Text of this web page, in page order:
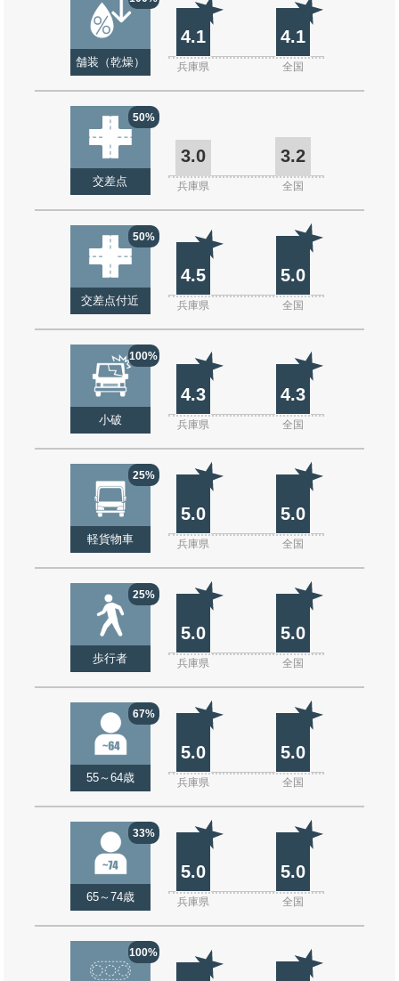
舗装（乾燥）
4.1 4.1
兵庫県 全国
50%
交差点
3.0 3.2
兵庫県 全国
50%
交差点付近
4.5 5.0
兵庫県 全国
100%
小破
4.3 4.3
兵庫県 全国
25%
軽貨物車
5.0 5.0
兵庫県 全国
25%
歩行者
5.0 5.0
兵庫県 全国
67%
55～64歳
5.0 5.0
兵庫県 全国
33%
65～74歳
5.0 5.0
兵庫県 全国
100%